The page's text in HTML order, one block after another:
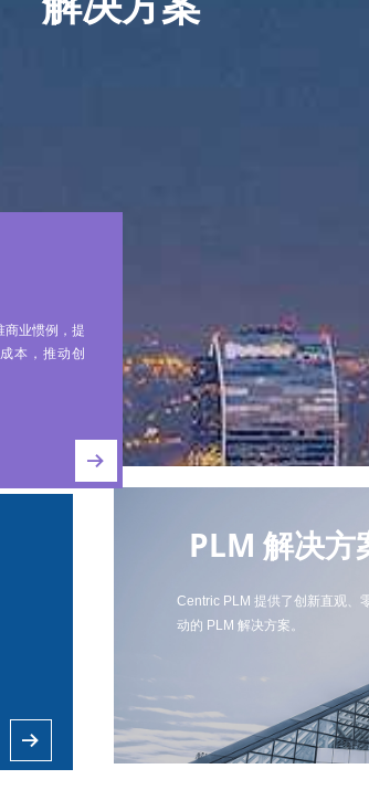
业惯例，提
本，推动创
뀠
뀠
Centric PLM 提供了创新直观、
动的 PLM 解决方案。
PLM 解决方